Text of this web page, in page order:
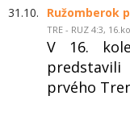
31.10. Ružomberok
TRE - RUZ 4:3,
V 16.
prvého